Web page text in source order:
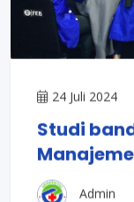
24 Juli 2024
Studi
Admin